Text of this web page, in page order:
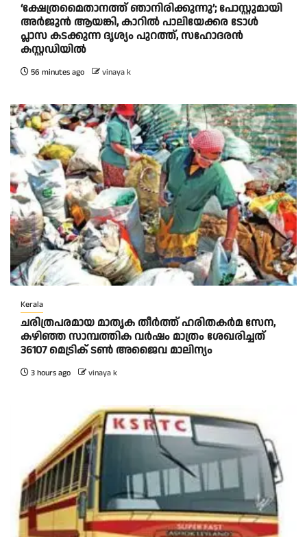
‘ക്ഷേത്രമൈതാനത്ത് ഞാനിരിക്കുന്നു’; പോസ്റ്റുമായി
അർജുൻ ആയങ്കി, കാറിൽ പാലിയേക്കര ടോൾ
പ്ലാസ കടക്കുന്ന ദൃശ്യം പുറത്ത്, സഹോദരൻ
കസ്റ്റഡിയിൽ
56 minutes ago vinaya k
Kerala
ചരിത്രപരമായ മാതൃക തീര്‍ത്ത് ഹരിതകര്‍മ സേന,
കഴിഞ്ഞ സാമ്പത്തിക വര്‍ഷം മാത്രം ശേഖരിച്ചത്
36107 മെട്രിക് ടണ്‍ അജൈവ മാലിന്യം
3 hours ago vinaya k